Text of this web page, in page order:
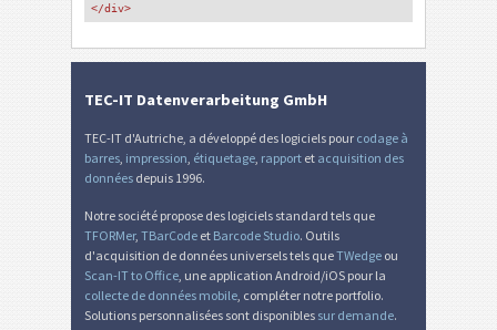
</div>
TEC-IT Datenverarbeitung GmbH
TEC-IT d'Autriche, a développé des logiciels pour codage à
barres impression étiquetage rapport et acquisition des
données depuis 1996.
Notre société propose des logiciels standard tels que
TFORMer, TBarCode et Barcode Studio. Outils
d'acquisition de données universels tels queTWedge ou
Scan-IT to Office , une application Android/iOS pour la
collecte de données mobile , compléter notre portfolio.
Solutions personnalisées sont disponibles sur demande.